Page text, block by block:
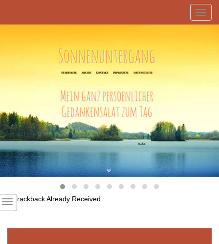
1 Trackback Already Received